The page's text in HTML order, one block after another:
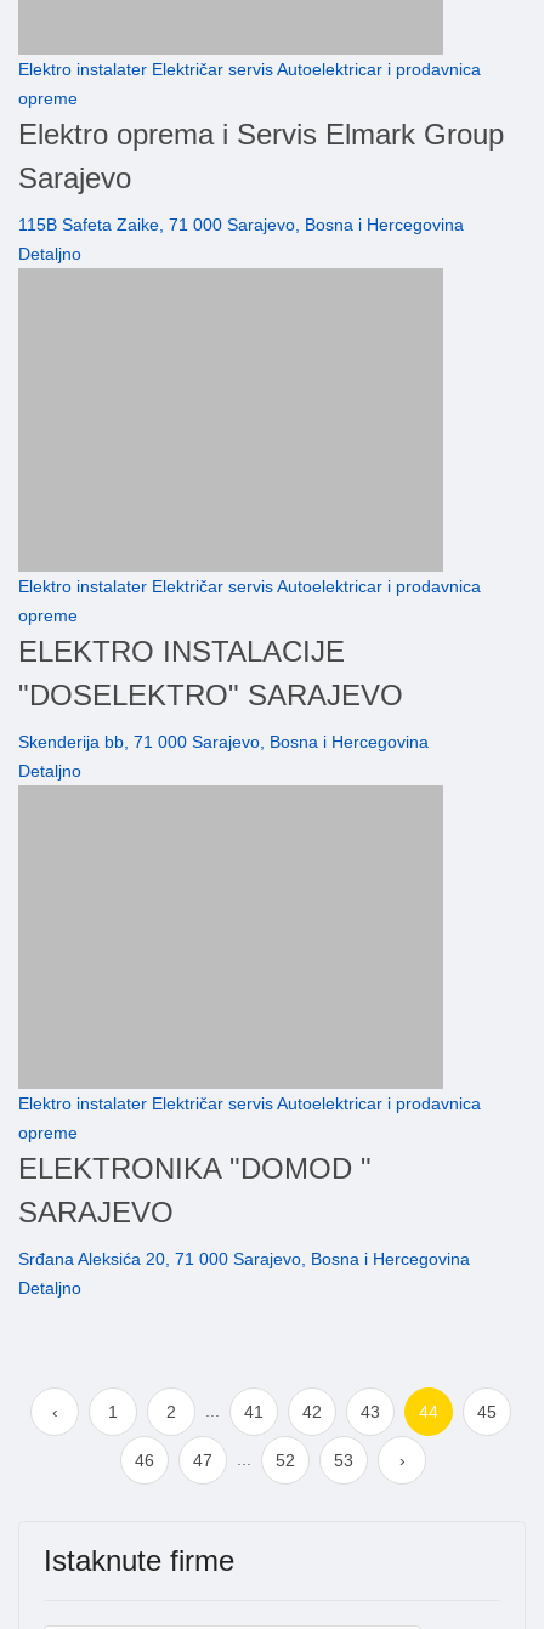
Elektro instalater Električar servis Autoelektricar i prodavnica
opreme
Elektro oprema i Servis Elmark Group
Sarajevo
115B Safeta Zaike, 71 000 Sarajevo, Bosna i Hercegovina
Detaljno
Elektro instalater Električar servis Autoelektricar i prodavnica
opreme
ELEKTRO INSTALACIJE
"DOSELEKTRO" SARAJEVO
Skenderija bb, 71 000 Sarajevo, Bosna i Hercegovina
Detaljno
Elektro instalater Električar servis Autoelektricar i prodavnica
opreme
ELEKTRONIKA "DOMOD "
SARAJEVO
Srđana Aleksića 20, 71 000 Sarajevo, Bosna i Hercegovina
Detaljno
‹ 1 2 ... 41 42 43 44 45
46 47 ... 52 53 ›
Istaknute firme